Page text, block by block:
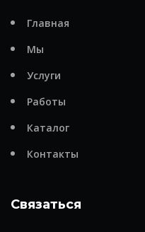
Главная
Мы
Услуги
Работы
Каталог
Контакты
Связаться